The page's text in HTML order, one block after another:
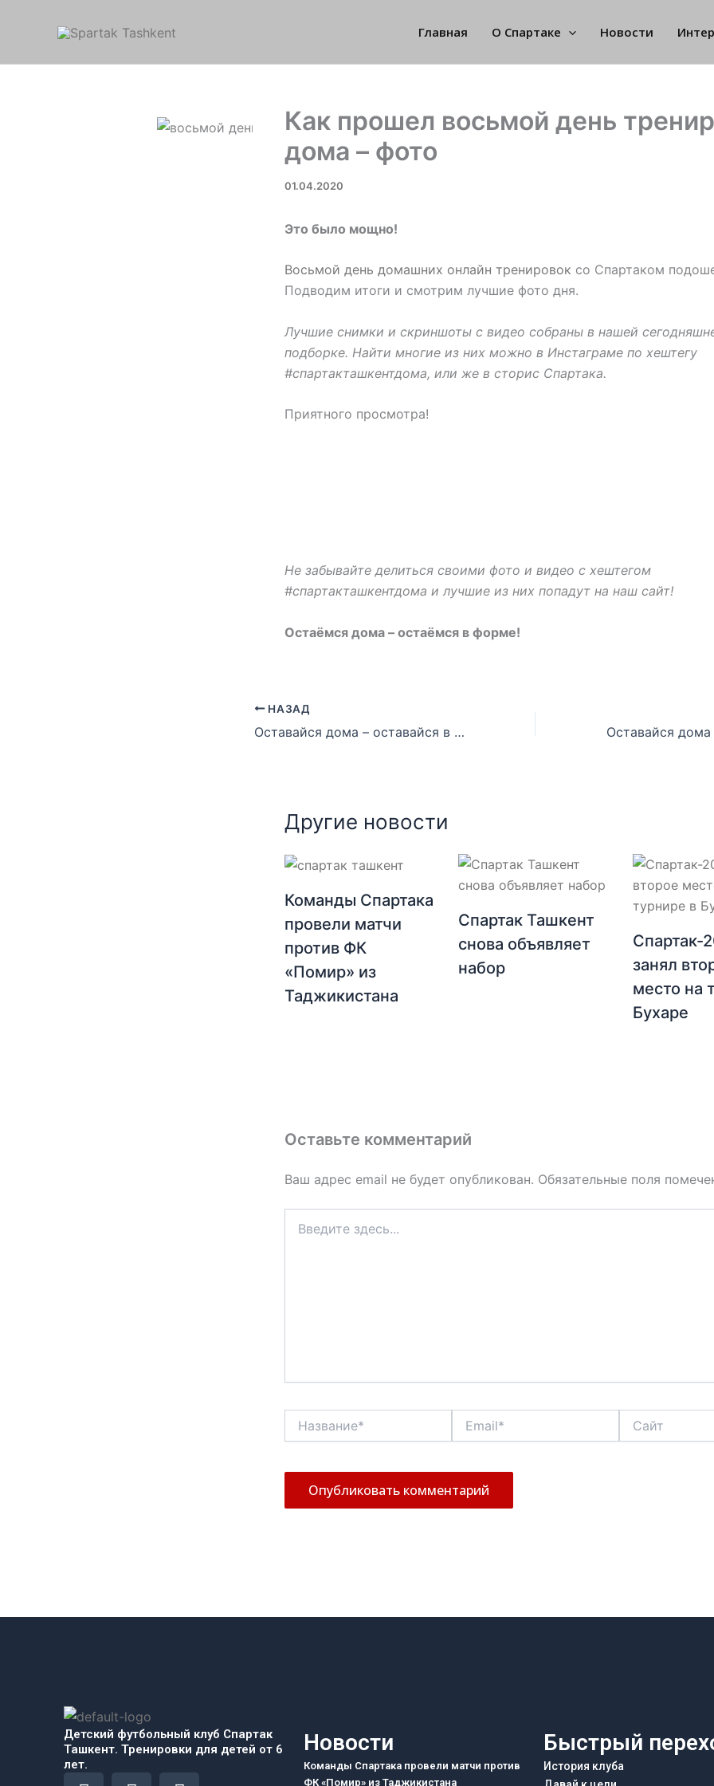
Главная О Спартаке Новости
Как прошел восьмой день
дома – фото
01.04.2020
Это было мощно!
Восьмой день домашних онлайн тренировок со Спартаком
Подводим итоги и смотрим лучшие фото дня.
Лучшие снимки и скриншоты с видео собраны в нашей
подборке. Найти многие из них можно в Инстаграме по хештегу
#спартакташкентдома, или же в сторис Спартака.
Приятного просмотра!
Не забывайте делиться своими фото и видео с хештегом
#спартакташкентдома и лучшие из них попадут на наш сайт!
Остаёмся дома – остаёмся в форме!
НАЗАД
Оставайся дома – оставайся в форме. День 8
Другие новости
Команды Спартака
провели матчи
против ФК
«Помир» из
Таджикистана
Спартак Ташкент
снова объявляет
набор
Спартак-
занял
место на
Бухаре
Оставьте комментарий
Ваш адрес email не будет опубликован. Обязательные поля
здесь...
Детский футбольный клуб Спартак
Ташкент. Тренировки для детей от 6
лет.
F I T
Новости
Команды Спартака провели матчи против
ФК «Помир» из Таджикистана
Быстрый
История клуба